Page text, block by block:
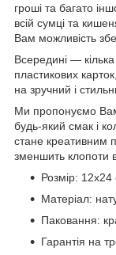
гроші та багато
всій сумці та
Вам можливість
Всередині — кілька
пластикових
на зручний і
Ми пропонуємо
будь-який смак і
стане креативним
зменшить клопоти
Розмір: 12х24
Матеріал:
Паковання:
Гарантія на